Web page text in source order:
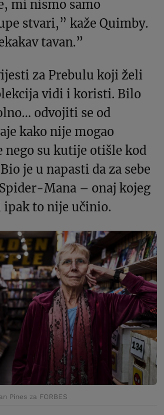
mi nismo samo
stvari,” kaže Quimby.
tavan.”
za Prebulu koji želi
vidi i koristi. Bilo
odvojiti se od
kako nije mogao
nego su kutije otišle kod
je u napasti da za sebe
Mana – onaj kojeg
to nije učinio.
Pines za FORBES